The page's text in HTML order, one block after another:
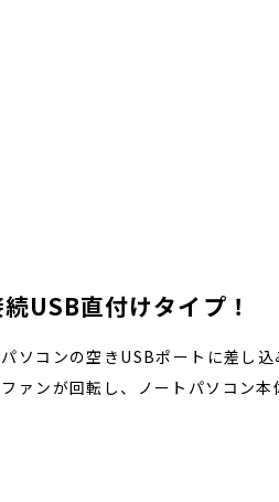
USB直付けタイプ！
ソコンの空きUSBポートに差し
ァンが回転し、ノートパソコン